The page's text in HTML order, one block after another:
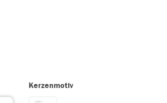
Kerzenmotiv